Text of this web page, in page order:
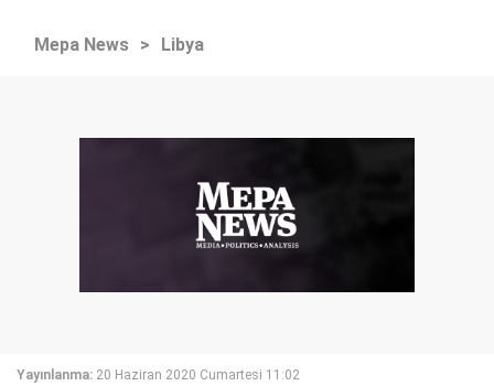
Mepa News > Libya
Yayınlanma: 20 Haziran 2020 Cumartesi 11:02